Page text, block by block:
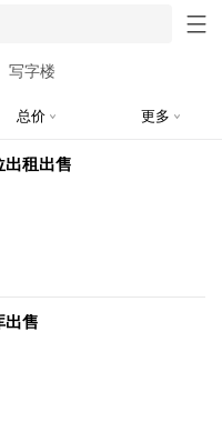
写字楼
总价 更多
出租出售
出售